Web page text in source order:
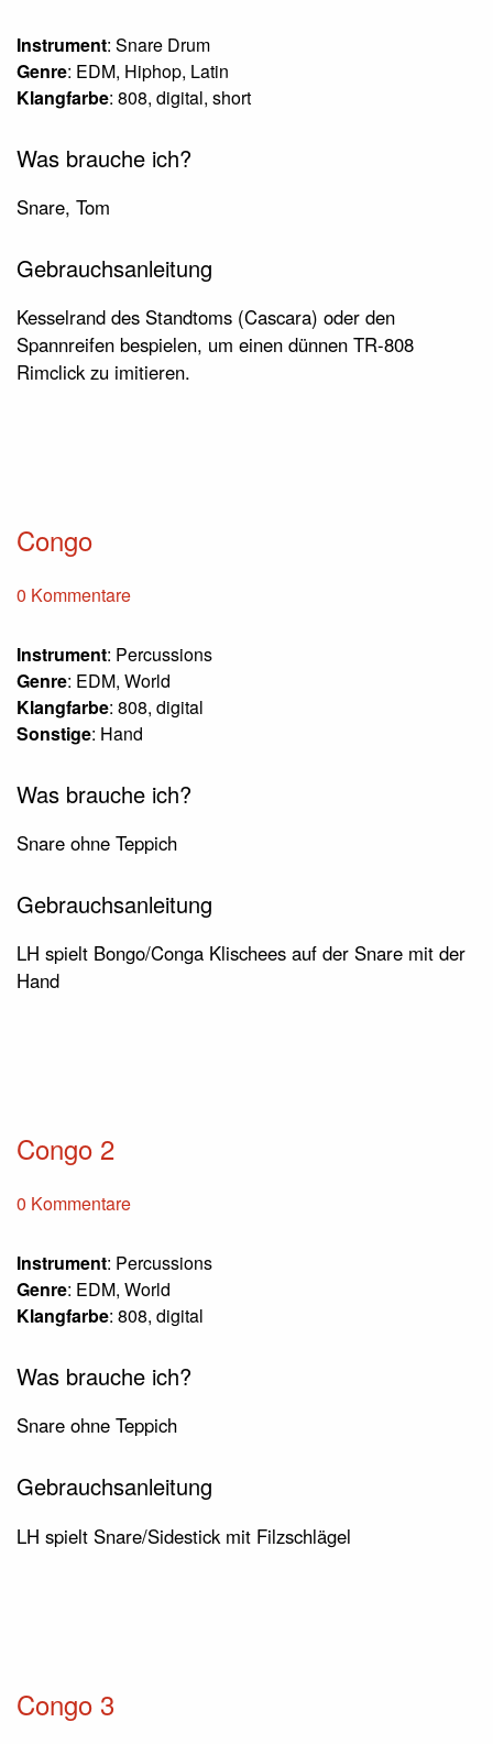
Instrument: Snare Drum
Genre: EDM, Hiphop, Latin
Klangfarbe: 808, digital, short
Was brauche ich?
Snare, Tom
Gebrauchsanleitung
Kesselrand des Standtoms (Cascara) oder den
Spannreifen bespielen, um einen dünnen TR-808
Rimclick zu imitieren.
Congo
0 Kommentare
Instrument: Percussions
Genre: EDM, World
Klangfarbe: 808, digital
Sonstige: Hand
Was brauche ich?
Snare ohne Teppich
Gebrauchsanleitung
LH spielt Bongo/Conga Klischees auf der Snare mit der
Hand
Congo 2
0 Kommentare
Instrument: Percussions
Genre: EDM, World
Klangfarbe: 808, digital
Was brauche ich?
Snare ohne Teppich
Gebrauchsanleitung
LH spielt Snare/Sidestick mit Filzschlägel
Congo 3